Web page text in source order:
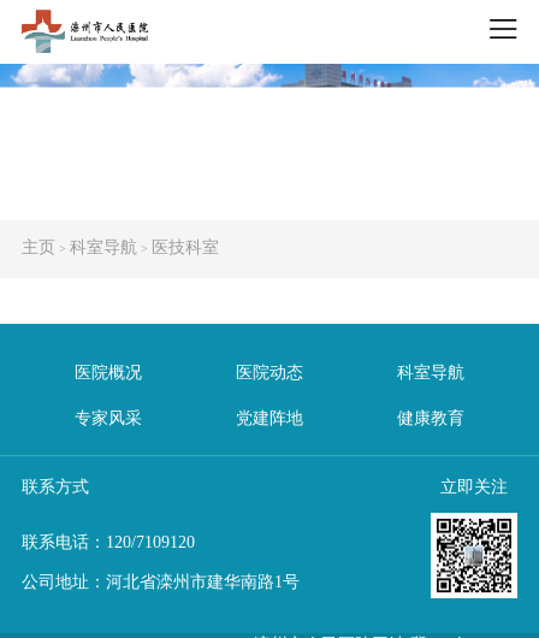
主页 > 科室导航> 医技科室
医院概况 医院动态 科室导航
专家风采 党建阵地 健康教育
联系方式
联系电话： 120/7109120
公司地址：河北省滦州市建华南路1号
立即关注